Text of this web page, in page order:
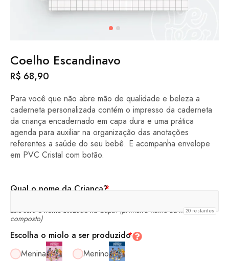
Coelho Escandinavo
R$ 68,90
Para você que não abre mão de qualidade e beleza a
caderneta personalizada contém o impresso da caderneta
da criança encadernado em capa dura e uma prática
agenda para auxiliar na organização das anotações
referentes a saúde do seu bebê. E acompanha envelope
em PVC Cristal com botão.
*
Qual o nome da Criança?
Este será o nome utilizado na Capa! (primeiro nome ou nome
composto)
20 restantes
*
Escolha o miolo a ser produzido
Menina
Menino